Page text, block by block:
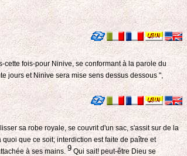
cette fois-pour Ninive, se conformant à la parole du
jours et Ninive sera mise sens dessus dessous ",
sa robe royale, se couvrit d'un sac, s'assit sur de la
que ce soit; interdiction est faite de paître et
à ses mains.9 Qui sait! peut-être Dieu se